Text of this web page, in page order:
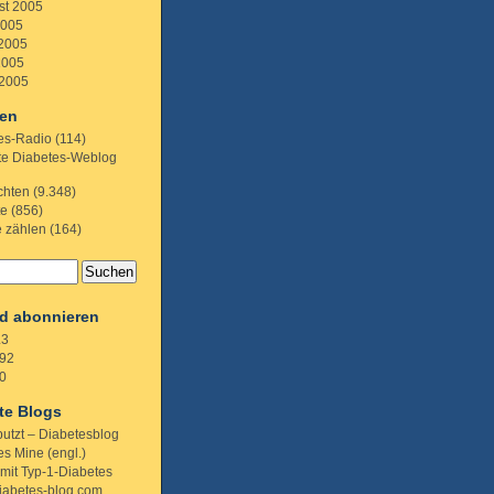
2005
Radio (114)
Diabetes-Weblog
(9.348)
(856)
zählen (164)
abonnieren
Blogs
– Diabetesblog
Mine (engl.)
Typ-1-Diabetes
blog.com